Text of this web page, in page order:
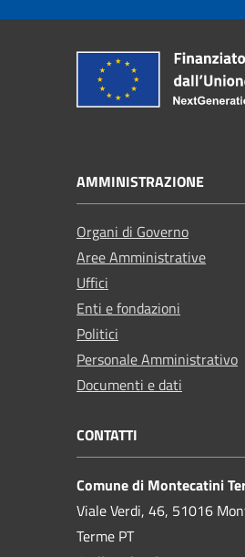
AMMINISTRAZIONE
Organi di Governo
Aree Amministrative
Uffici
Enti e fondazioni
Politici
Personale Amministrativo
Documenti e dati
CONTATTI
Comune di Montecatini
Viale Verdi, 46, 51016
Terme PT